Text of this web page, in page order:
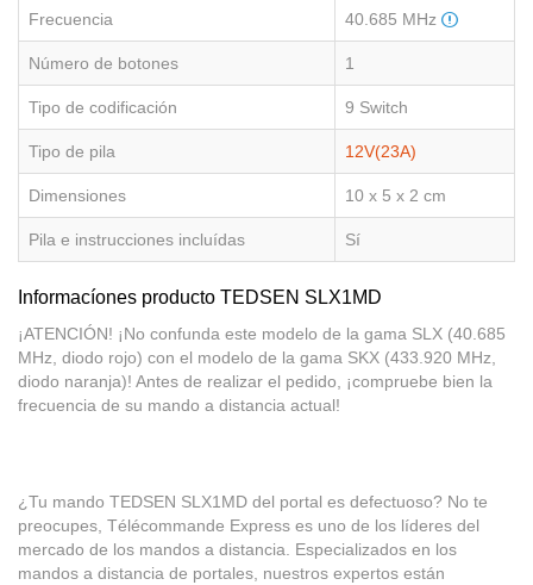
Frecuencia 40.685 MHz
Número de botones 1
Tipo de codificación 9 Switch
Tipo de pila 12V(23A)
Dimensiones 10 x 5 x 2 cm
Pila e instrucciones incluídas Sí
Informacíones producto TEDSEN SLX1MD
¡ATENCIÓN! ¡No confunda este modelo de la gama SLX (40.685
MHz, diodo rojo) con el modelo de la gama SKX (433.920 MHz,
diodo naranja)! Antes de realizar el pedido, ¡compruebe bien la
frecuencia de su mando a distancia actual!
¿Tu mando TEDSEN SLX1MD del portal es defectuoso? No te
preocupes, Télécommande Express es uno de los líderes del
mercado de los mandos a distancia. Especializados en los
mandos a distancia de portales, nuestros expertos están